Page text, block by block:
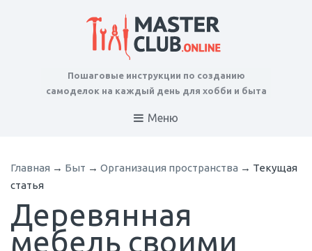
Пошаговые инструкции по созданию
самоделок на каждый день для хобби и быта
Меню
Главная → Быт → Организация пространства → Текущая
статья
Деревянная
мебель своими